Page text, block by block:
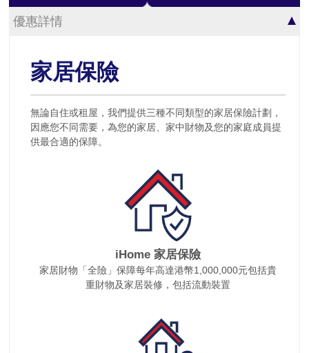
優惠詳情
家居保險
無論自住或租屋，我們提供三種不同類型的家居保險計劃，
因應您不同需要，為您的家居、家中財物及您的家庭成員提
供最合適的保障。
iHome 家居保險
家居財物「全險」保障每年高達港幣1,000,000元包括貴
重財物及家居裝修，包括流動裝置